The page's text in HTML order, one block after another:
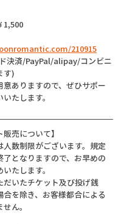
1,500
210915
決済/PayPal/alipay/コンビニ
す)
意ありますので、ぜひサポー
たします。
販売について】
人数制限がございます。規定
となりますので、お早めの
たします。
だいたチケット及び投げ銭
合を除き、お客様都合による
ん。